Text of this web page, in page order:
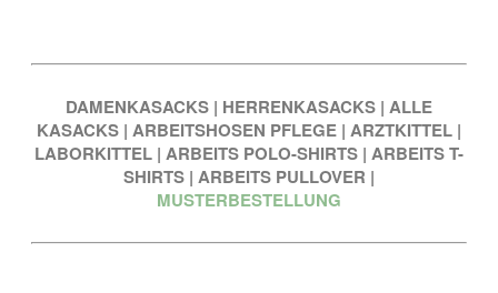
DAMENKASACKS | HERRENKASACKS | ALLE
KASACKS | ARBEITSHOSEN PFLEGE | ARZTKITTEL |
LABORKITTEL | ARBEITS POLO-SHIRTS | ARBEITS T-
SHIRTS | ARBEITS PULLOVER |
MUSTERBESTELLUNG